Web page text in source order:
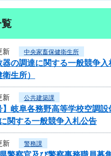
新 中央家畜保健衛生所
の調達に関する一般競争入
生所）
新 公共建築課
】岐阜各務野高等学校空調
関する一般競争入札公告
新 警務課